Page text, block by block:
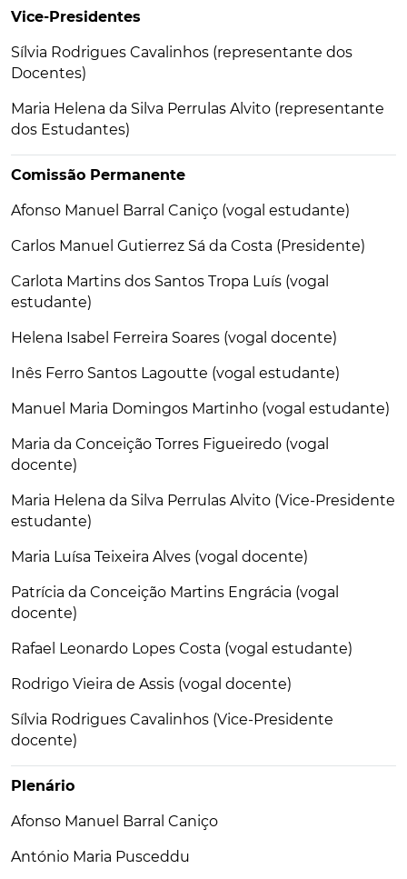
Vice-Presidentes
Sílvia Rodrigues Cavalinhos (representante dos
Docentes)
Maria Helena da Silva Perrulas Alvito (representante
dos Estudantes)
Comissão Permanente
Afonso Manuel Barral Caniço (vogal estudante)
Carlos Manuel Gutierrez Sá da Costa (Presidente)
Carlota Martins dos Santos Tropa Luís (vogal
estudante)
Helena Isabel Ferreira Soares (vogal docente)
Inês Ferro Santos Lagoutte (vogal estudante)
Manuel Maria Domingos Martinho (vogal estudante)
Maria da Conceição Torres Figueiredo (vogal
docente)
Maria Helena da Silva Perrulas Alvito (Vice-Presidente
estudante)
Maria Luísa Teixeira Alves (vogal docente)
Patrícia da Conceição Martins Engrácia (vogal
docente)
Rafael Leonardo Lopes Costa (vogal estudante)
Rodrigo Vieira de Assis (vogal docente)
Sílvia Rodrigues Cavalinhos (Vice-Presidente
docente)
Plenário
Afonso Manuel Barral Caniço
António Maria Pusceddu